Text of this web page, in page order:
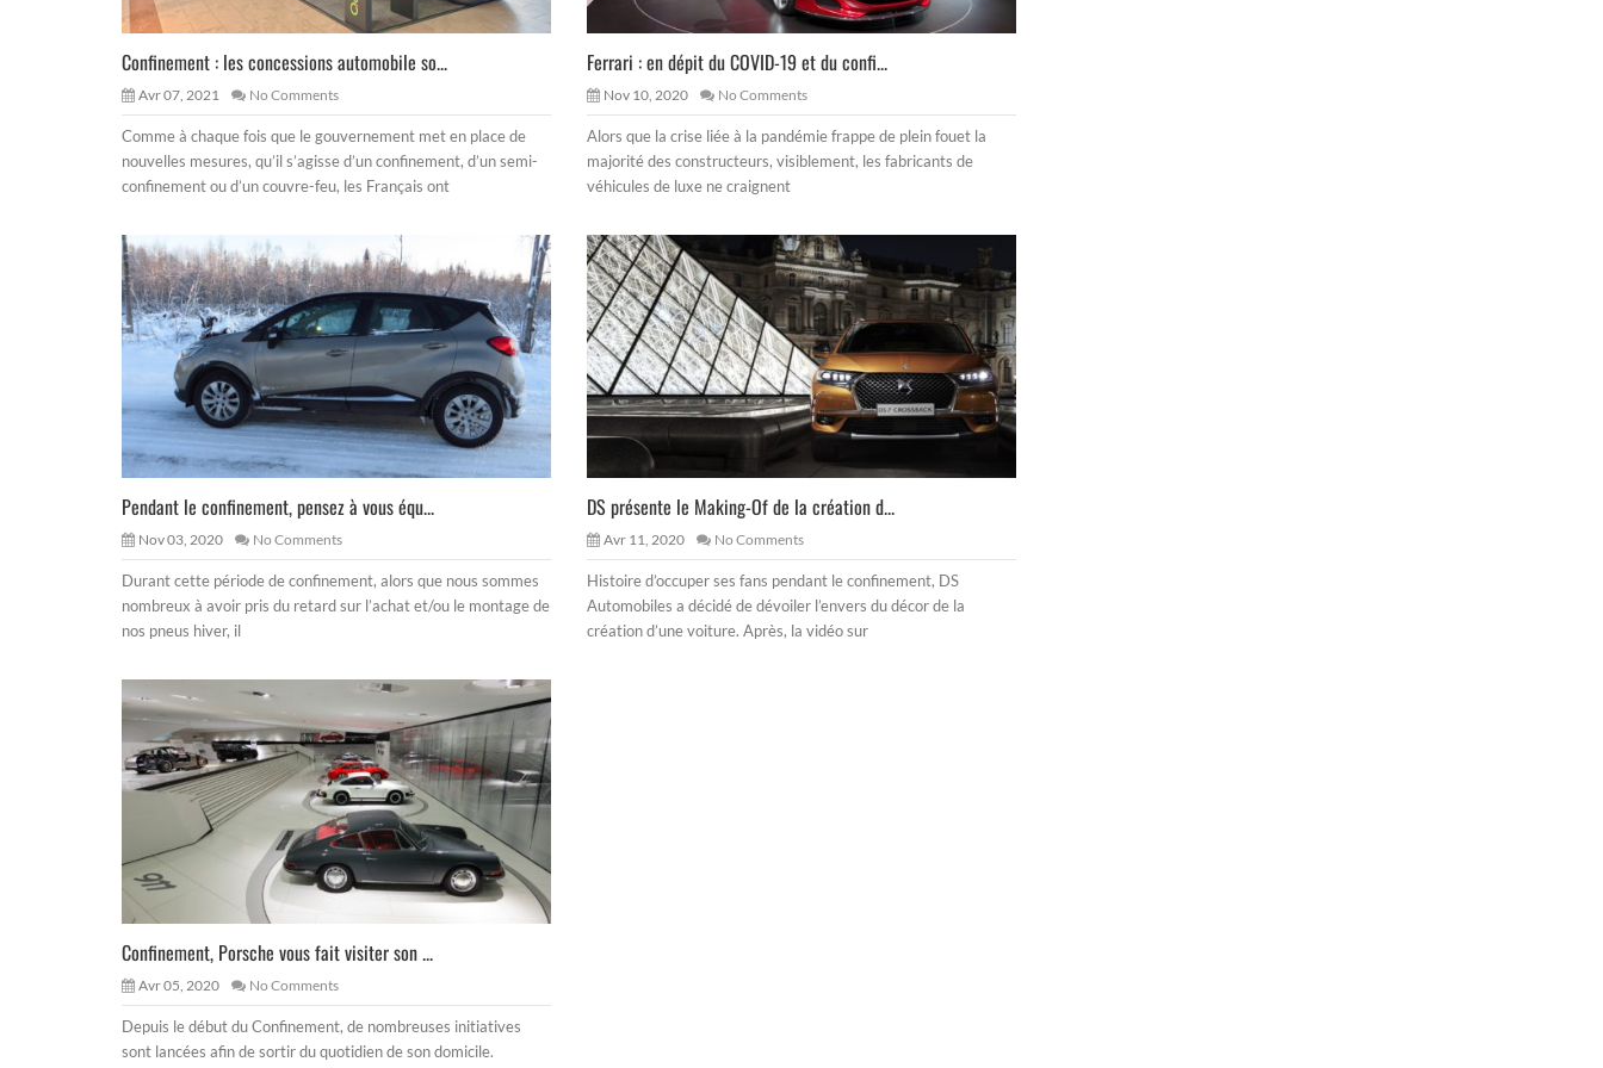
Confinement : les concessions automobile so...
Avr 07, 2021 No Comments
Comme à chaque fois que le gouvernement met en place de
nouvelles mesures, qu’il s’agisse d’un confinement, d’un semi-
confinement ou d’un couvre-feu, les Français ont
Ferrari : en dépit du COVID-19 et du confi...
Nov 10, 2020 No Comments
Alors que la crise liée à la pandémie frappe de plein fouet la
majorité des constructeurs, visiblement, les fabricants de
véhicules de luxe ne craignent
Pendant le confinement, pensez à vous équ...
Nov 03, 2020 No Comments
Durant cette période de confinement, alors que nous sommes
nombreux à avoir pris du retard sur l’achat et/ou le montage de
nos pneus hiver, il
DS présente le Making-Of de la création d...
Avr 11, 2020 No Comments
Histoire d’occuper ses fans pendant le confinement, DS
Automobiles a décidé de dévoiler l’envers du décor de la
création d’une voiture. Après, la vidéo sur
Confinement, Porsche vous fait visiter son ...
Avr 05, 2020 No Comments
Depuis le début du Confinement, de nombreuses initiatives
sont lancées afin de sortir du quotidien de son domicile.